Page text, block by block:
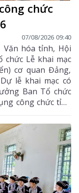
chức
07/08/2026 09:40
hóa tỉnh, Hội
Lễ khai mạc
cơ quan Đảng,
Ban Tổ chức
công chức tỉnh
dụng, ban giám
kỳ tuyển dụng.